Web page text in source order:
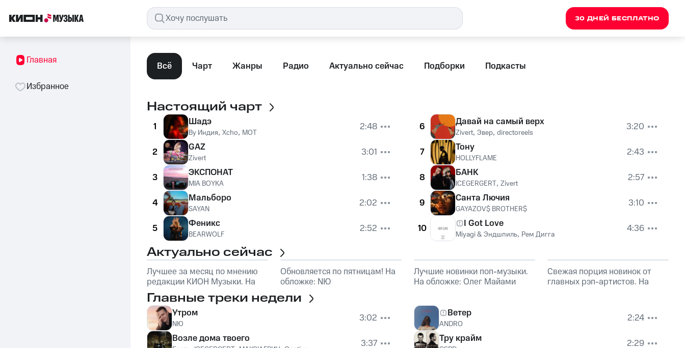
30 ДНЕЙ БЕСПЛАТНО
Главная
Избранное
Всё Чарт Жанры Радио Актуально сейчас Подборки Подкасты
Настоящий чарт
1 Шадэ
By Индия, Xcho, MOT 2:48
2 GAZ
Zivert 3:01
3 ЭКСПОНАТ
MIA BOYKA 1:38
4 Мальборо
SAYAN 2:02
5 Феникс
BEARWOLF 2:52
6 Давай на самый верх
Zivert, Эвер, directoreels 3:20
7 Тону
HOLLYFLAME 2:43
8 БАНК
ICEGERGERT, Zivert 2:57
9 Санта Лючия
GAYAZOV$ BROTHER$ 3:10
10 I Got Love
Miyagi & Эндшпиль, Рем Дигга 4:36
Актуально сейчас
Лучшее за месяц по мнению
редакции КИОН Музыки. На
обложке: Marselle
Обновляется по пятницам! На
обложке: NЮ
Лучшие новинки поп-музыки.
На обложке: Олег Майами
Свежая порция новинок от
главных рэп-артистов. На
Главные треки недели
Утром
NЮ
3:02
Возле дома твоего
3:37
Ветер
ANDRO
2:24
Тру крайм
2:29